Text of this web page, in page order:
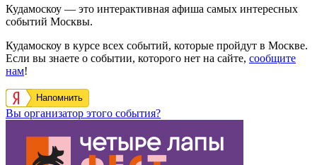
Кудамоскоу — это интерактивная афиша самых интересных
событий Москвы.
Кудамоскоу в курсе всех событий, которые пройдут в Москве.
Если вы знаете о событии, которого нет на сайте, сообщите
нам!
Напомнить
Вы организатор этого события?